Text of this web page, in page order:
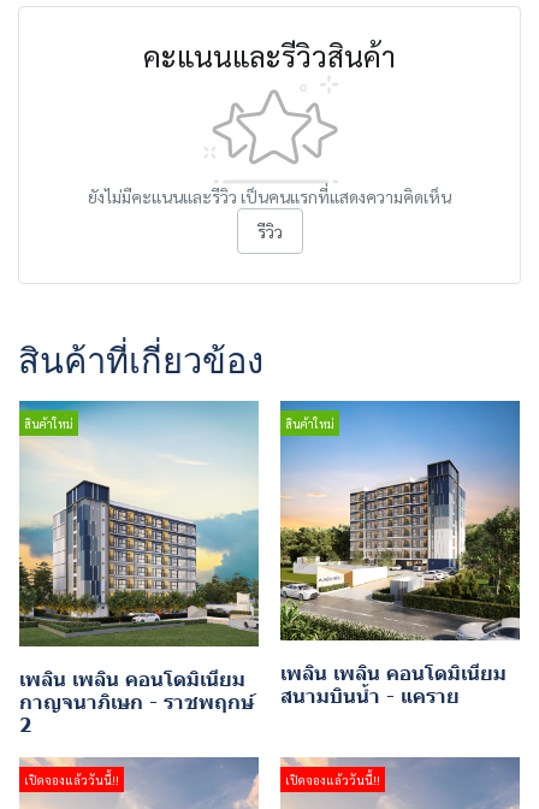
คะแนนและรีวิวสินค้า
ยังไม่มีคะแนนและรีวิว เป็นคนแรกที่แสดงความคิดเห็น
รีวิว
สินค้าที่เกี่ยวข้อง
สินค้าใหม่
เพลิน เพลิน คอนโดมิเนียม
กาญจนาภิเษก - ราชพฤกษ์
2
สินค้าใหม่
เพลิน เพลิน คอนโดมิเนียม
สนามบินน้ำ - แคราย
เปิดจองแล้ววันนี้!! เปิดจองแล้ววันนี้!!